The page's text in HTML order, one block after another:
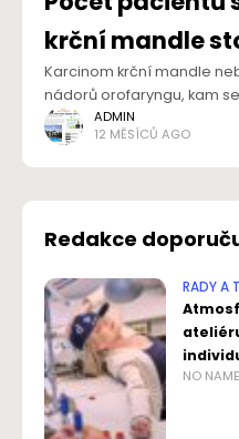
krční mandle
Karcinom krční mandle
nádorů orofaryngu, kam
spodiny jazyka, měkkého
Incidence nádorů v této
ADMIN
12 MĚSÍCŮ AGO
Redakce
RADY A
NO NAME